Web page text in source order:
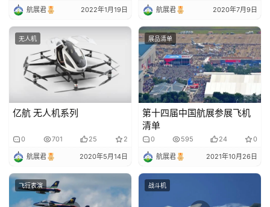
首
页
航展君 2022年1月19日 航展君 2020年7月9日
无人机
亿航 无人机系列
0 701 25 2
航展君 2020年5月14日
展品清单
第十四届中国航展参展飞机
清单
0 595 24 0
航展君 2021年10月26日
飞行表演 战斗机